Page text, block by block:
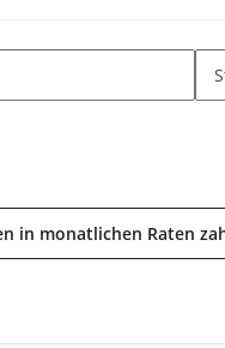
in monatlichen Raten